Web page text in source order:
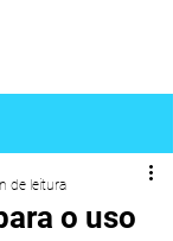
o uso
de leitura